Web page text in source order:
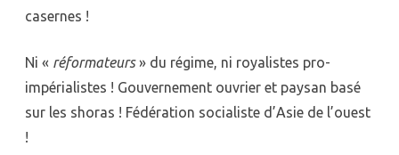
casernes !
Ni « réformateurs» du régime, ni royalistes pro-
impérialistes ! Gouvernement ouvrier et paysan basé
sur les shoras ! Fédération socialiste d’Asie de l’ouest
!